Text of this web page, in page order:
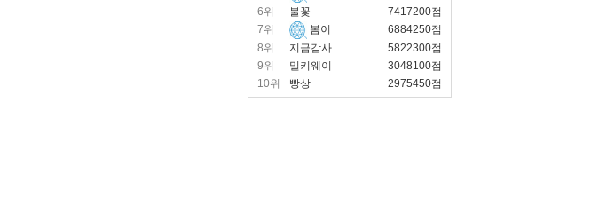
6위
불꽃
7417200점
7위
봄이
6884250점
8위
지금감사
5822300점
9위
밀키웨이
3048100점
10위
빵상 2975450점